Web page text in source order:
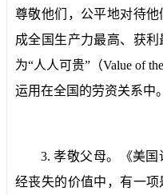
尊敬他们，公平地对待
成全国生产力最高、获
为“人人可贵”（Value of
运用在全国的劳资关系中。
3.孝敬父母。
《美
经丧失的价值中，有一